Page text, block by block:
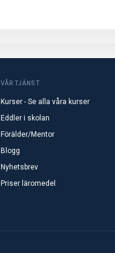
VÅR TJÄNST
Kurser - Se alla våra kurser
Eddler i skolan
Förälder/Mentor
Blogg
Nyhetsbrev
Priser läromedel